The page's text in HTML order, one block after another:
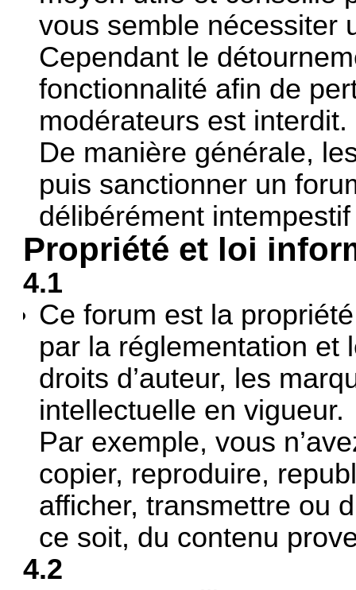
vous semble nécessiter
Cependant le
fonctionnalité afin de
modérateurs est interdit.
De manière générale,
puis sanctionner un
délibérément
Propriété et loi
4.1
Ce forum est la
par la réglementation et
droits d’auteur, les
intellectuelle en vigueur.
Par exemple, vous
copier, reproduire,
afficher, transmettre ou
ce soit, du contenu
4.2